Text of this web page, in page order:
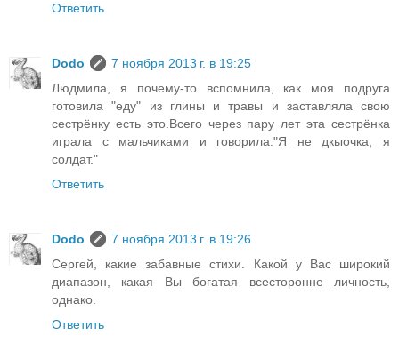
Ответить
Dodo
7 ноября 2013 г. в 19:25
Людмила, я почему-то вспомнила, как моя подруга
готовила "еду" из глины и травы и заставляла свою
сестрёнку есть это.Всего через пару лет эта сестрёнка
играла с мальчиками и говорила:"Я не дкыочка, я
солдат."
Ответить
Dodo
7 ноября 2013 г. в 19:26
Сергей, какие забавные стихи. Какой у Вас широкий
диапазон, какая Вы богатая всесторонне личность,
однако.
Ответить